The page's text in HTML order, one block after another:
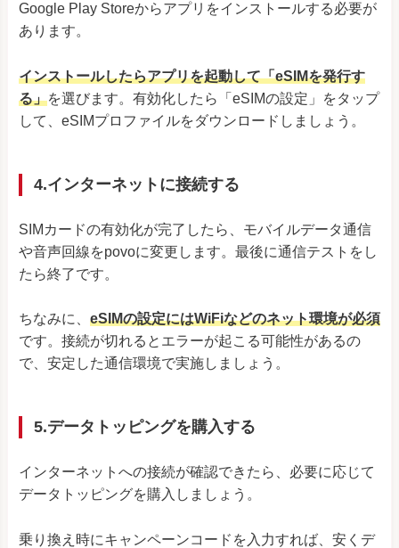
Google Play Storeからアプリをインストールする必要が
あります。
インストールしたらアプリを起動して「eSIMを発行す
る」を選びます。有効化したら「eSIMの設定」をタップ
して、eSIMプロファイルをダウンロードしましょう。
4.インターネットに接続する
SIMカードの有効化が完了したら、モバイルデータ通信
や音声回線をpovoに変更します。最後に通信テストをし
たら終了です。
ちなみに、 eSIMの設定にはWiFiなどのネット環境が必須
です。接続が切れるとエラーが起こる可能性があるの
で、安定した通信環境で実施しましょう。
5.データトッピングを購入する
インターネットへの接続が確認できたら、必要に応じて
データトッピングを購入しましょう。
乗り換え時にキャンペーンコードを入力すれば、安くデ